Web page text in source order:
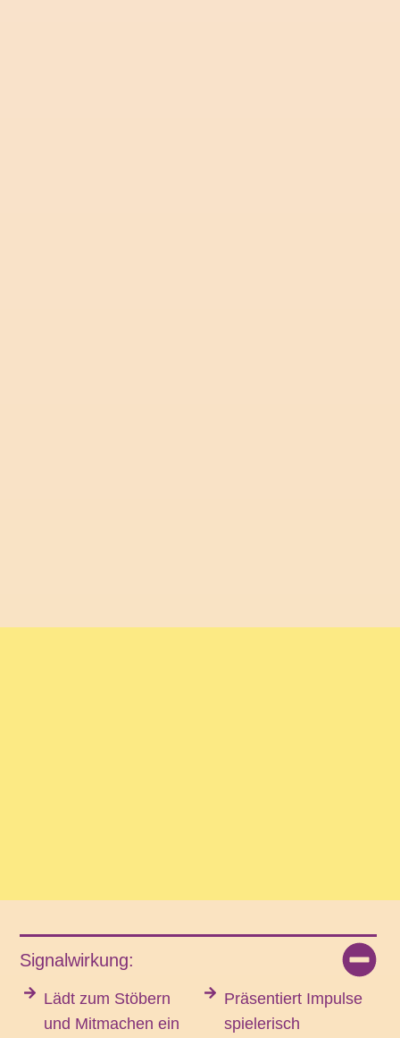
Signalwirkung:
Lädt zum Stöbern
und Mitmachen ein
Präsentiert Impulse
spielerisch